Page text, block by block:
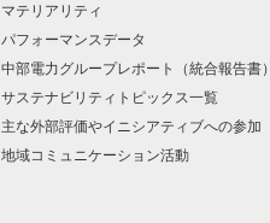
マテリアリティ
パフォーマンスデータ
中部電力グループレポート（統合報告書）
サステナビリティトピックス一覧
主な外部評価やイニシアティブへの参加
地域コミュニケーション活動